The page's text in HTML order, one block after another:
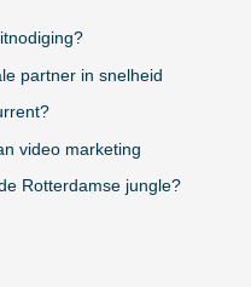
partner in snelheid
video marketing
Rotterdamse jungle?